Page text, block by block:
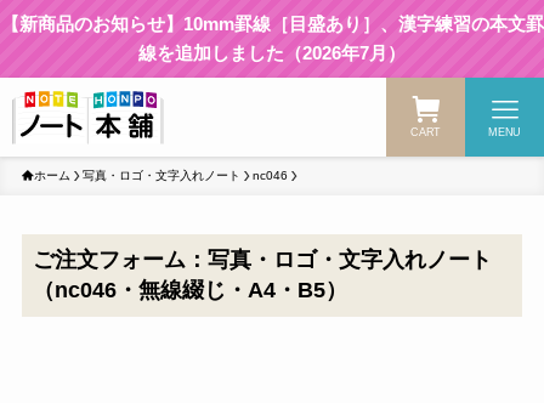
【新商品のお知らせ】10mm罫線［目盛あり］、漢字練習の本文罫
線を追加しました（2026年7月）
CART MENU
ホーム 写真・ロゴ・文字入れノート nc046
ご注文フォーム：写真・ロゴ・文字入れノート
（nc046・無線綴じ・A4・B5）